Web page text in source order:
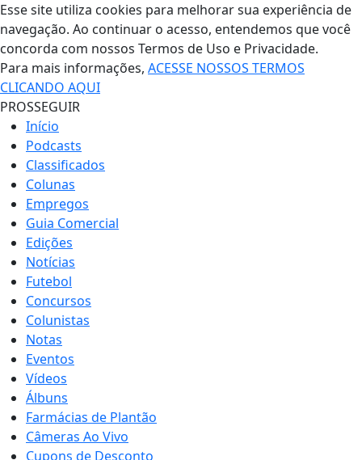
Esse site utiliza cookies para melhorar sua experiência de
navegação. Ao continuar o acesso, entendemos que você
concorda com nossos Termos de Uso e Privacidade.
Para mais informações, ACESSE NOSSOS TERMOS
CLICANDO AQUI
PROSSEGUIR
Início
Podcasts
Classificados
Colunas
Empregos
Guia Comercial
Edições
Notícias
Futebol
Concursos
Colunistas
Notas
Eventos
Vídeos
Álbuns
Farmácias de Plantão
Câmeras Ao Vivo
Cupons de Desconto